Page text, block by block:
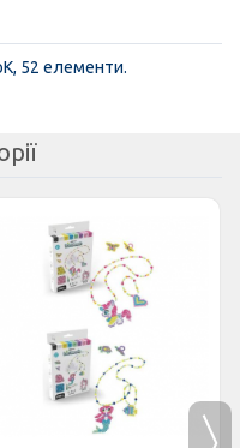
52 елементи.